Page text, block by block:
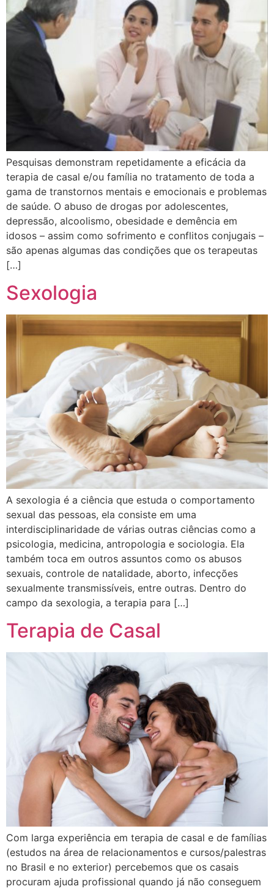
Pesquisas demonstram repetidamente a eficácia da
terapia de casal e/ou família no tratamento de toda a
gama de transtornos mentais e emocionais e problemas
de saúde. O abuso de drogas por adolescentes,
depressão, alcoolismo, obesidade e demência em
idosos – assim como sofrimento e conflitos conjugais –
são apenas algumas das condições que os terapeutas
[…]
Sexologia
A sexologia é a ciência que estuda o comportamento
sexual das pessoas, ela consiste em uma
interdisciplinaridade de várias outras ciências como a
psicologia, medicina, antropologia e sociologia. Ela
também toca em outros assuntos como os abusos
sexuais, controle de natalidade, aborto, infecções
sexualmente transmissíveis, entre outras. Dentro do
campo da sexologia, a terapia para […]
Terapia de Casal
Com larga experiência em terapia de casal e de famílias
(estudos na área de relacionamentos e cursos/palestras
no Brasil e no exterior) percebemos que os casais
procuram ajuda profissional quando já não conseguem